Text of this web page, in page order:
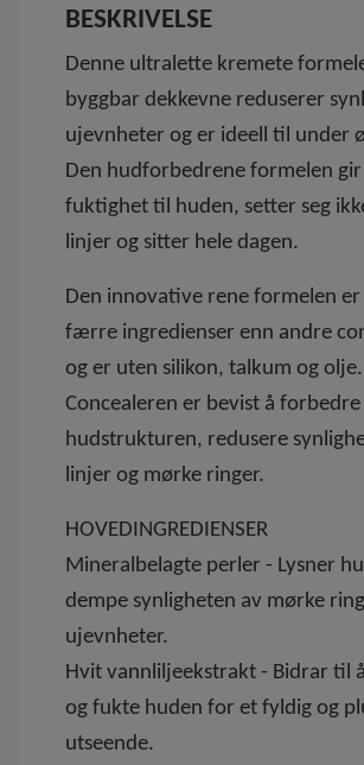
BESKRIVELSE
Denne ultralette kremete
byggbar dekkevne reduserer
ujevnheter og er ideell til under
Den hudforbedrene formelen
fuktighet til huden, setter seg
linjer og sitter hele dagen.
Den innovative rene formelen er
færre ingredienser enn andre
og er uten silikon, talkum og olje.
Concealeren er bevist å forbedre
hudstrukturen, redusere
linjer og mørke ringer.
HOVEDINGREDIENSER
Mineralbelagte perler - Lysner
dempe synligheten av mørke
ujevnheter.
Hvit vannliljeekstrakt - Bidrar til
og fukte huden for et fyldig og
utseende.